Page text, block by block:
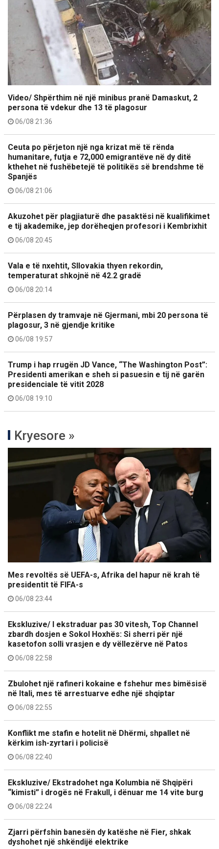
Video/ Shpërthim në një minibus pranë Damaskut, 2
persona të vdekur dhe 13 të plagosur
06/08 21:36
Ceuta po përjeton një nga krizat më të rënda
humanitare, futja e 72,000 emigrantëve në dy ditë
kthehet në fushëbetejë të politikës së brendshme të
Spanjës
06/08 21:06
Akuzohet për plagjiaturë dhe pasaktësi në kualifikimet
e tij akademike, jep dorëheqjen profesori i Kembrixhit
06/08 20:45
Vala e të nxehtit, Sllovakia thyen rekordin,
temperaturat shkojnë në 42.2 gradë
06/08 20:14
Përplasen dy tramvaje në Gjermani, mbi 20 persona të
plagosur, 3 në gjendje kritike
06/08 19:57
Trump i hap rrugën JD Vance, “The Washington Post”:
Presidenti amerikan e sheh si pasuesin e tij në garën
presidenciale të vitit 2028
06/08 19:10
Kryesore »
Mes revoltës së UEFA-s, Afrika del hapur në krah të
presidentit të FIFA-s
06/08 23:44
Ekskluzive/ I ekstraduar pas 30 vitesh, Top Channel
zbardh dosjen e Sokol Hoxhës: Si sherri për një
kasetofon solli vrasjen e dy vëllezërve në Patos
06/08 22:58
Zbulohet një rafineri kokaine e fshehur mes bimësisë
në Itali, mes të arrestuarve edhe një shqiptar
06/08 22:55
Konflikt me stafin e hotelit në Dhërmi, shpallet në
kërkim ish-zyrtari i policisë
06/08 22:40
Ekskluzive/ Ekstradohet nga Kolumbia në Shqipëri
“kimisti” i drogës në Frakull, i dënuar me 14 vite burg
06/08 22:24
Zjarri përfshin banesën dy katëshe në Fier, shkak
dyshohet një shkëndijë elektrike